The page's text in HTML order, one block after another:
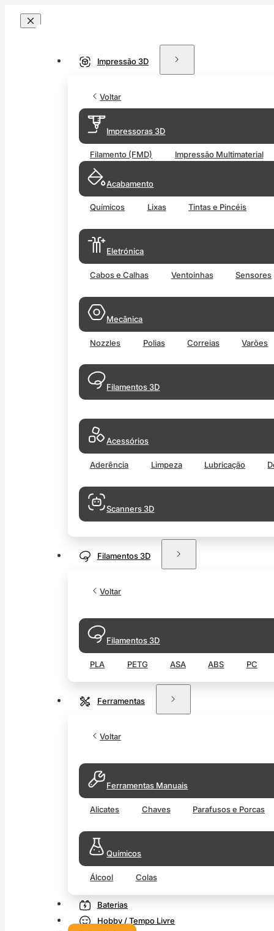
Impressão 3D
Voltar
Impressoras 3D
Filamento (FMD) Impressão Multimaterial
Acabamento
Químicos Lixas Tintas e Pincéis
Eletrónica
Cabos e Calhas Ventoinhas Sensores
Mecânica
Nozzles Polias Correias Varões
Filamentos 3D
Acessórios
Aderência Limpeza Lubricação
Scanners 3D
Filamentos 3D
Voltar
Filamentos 3D
PLA PETG ASA ABS PC
Ferramentas
Voltar
Ferramentas Manuais
Alicates Chaves Parafusos e Porcas
Químicos
Álcool Colas
Baterias
Hobby / Tempo Livre